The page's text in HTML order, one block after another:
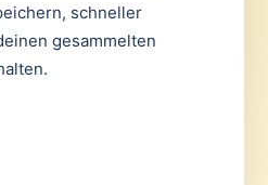
schneller
gesammelten